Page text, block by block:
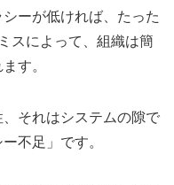
ーが低ければ、たった
スによって、組織は簡
す。
それはシステムの隙で
不足」です。